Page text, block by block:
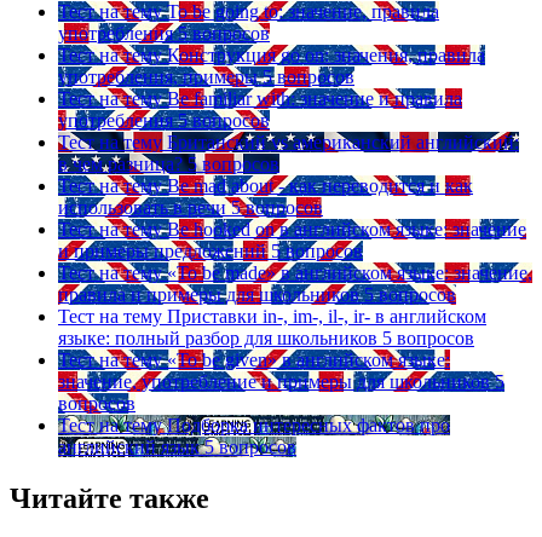
Тест на тему To be going to: значение, правила
употребления 5 вопросов
Тест на тему Конструкция go on: значения, правила
употребления, примеры 5 вопросов
Тест на тему Be familiar with: значение и правила
употребления 5 вопросов
Тест на тему Британский vs американский английский:
в чем разница? 5 вопросов
Тест на тему Be mad about - как переводится и как
использовать в речи 5 вопросов
Тест на тему Be hooked on в английском языке: значение
и примеры предложений 5 вопросов
Тест на тему «To be made» в английском языке: значение,
правила и примеры для школьников 5 вопросов
Тест на тему Приставки in-, im-, il-, ir- в английском
языке: полный разбор для школьников 5 вопросов
Тест на тему «To be given» в английском языке:
значение, употребление и примеры для школьников 5
вопросов
Тест на тему Подборка интересных фактов про
английский язык 5 вопросов
Читайте также